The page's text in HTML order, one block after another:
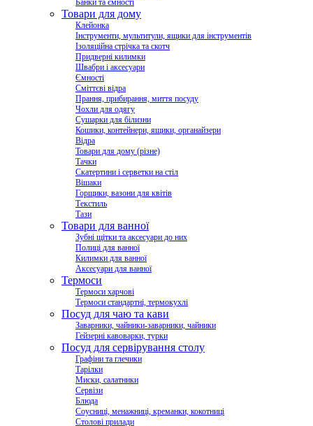
Банки та ємності
Товари для дому
Клейонка
Інструменти, мультитули, ящики для інструментів
Ізоляційна стрічка та скотч
Придверні килимки
Швабри і аксесуари
Ємності
Сміттєві відра
Прання, прибирання, миття посуду
Чохли для одягу
Сушарки для білизни
Кошики, контейнери, ящики, органайзери
Відра
Товари для дому (різне)
Тачки
Скатертини і серветки на стіл
Вішаки
Горщики, вазони для квітів
Текстиль
Тази
Товари для ванної
Зубні щітки та аксесуари до них
Полиці для ванної
Килимки для ванної
Аксесуари для ванної
Термоси
Термоси харчові
Термоси стандартні, термокухлі
Посуд для чаю та кави
Заварники, чайники-заварники, чайники
Гейзерні кавоварки, турки
Посуд для сервірування столу
Графіни та глечики
Тарілки
Миски, салатники
Сервізи
Блюда
Соусниці, менажниці, креманки, кокотниці
Столові прилади